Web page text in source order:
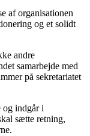
af organisationen
og et solidt
andre
samarbejde med
på sekretariatet
og indgår i
sætte retning,